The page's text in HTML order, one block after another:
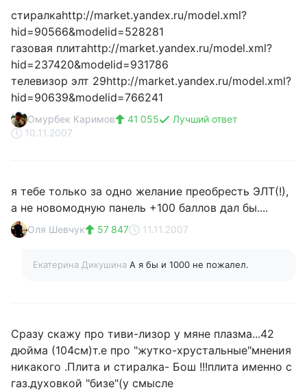
стиралкаhttp://market.yandex.ru/model.xml?
hid=90566&modelid=528281
газовая плитаhttp://market.yandex.ru/model.xml?
hid=237420&modelid=931786
телевизор элт 29http://market.yandex.ru/model.xml?
hid=90639&modelid=766241
Омурбек Каримов 41 055
Лучший ответ
10.11.2007
я тебе только за одно желание преобресть ЭЛТ(!),
а не новомодную панель +100 баллов дал бы....
Оля Шевчук 57 847 11.11.2007
Екатерина Дикушина А я бы и 1000 не пожалел.
Сразу скажу про тиви-лизор у мяне плазма...42
дюйма (104см)т.е про "жутко-хрустальные"мнения
никакого .Плита и стиралка- Бош !!!плита именно с
газ.духовкой "бизе"(у смысле